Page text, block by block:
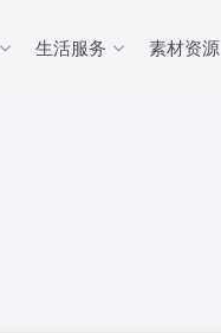
生活服务 素材资源